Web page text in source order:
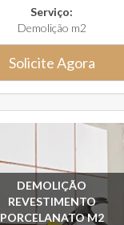
Serviço:
Demolição m2
Solicite Agora
DEMOLIÇÃO
REVESTIMENTO
PORCELANATO M2